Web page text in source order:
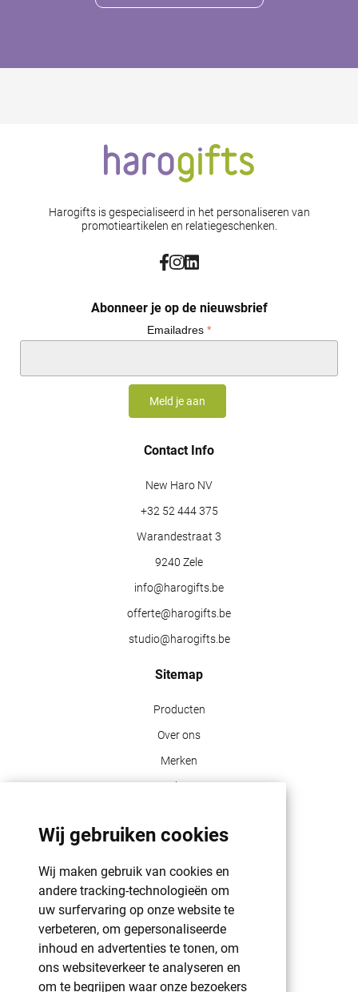
Wij gebruiken cookies
Wij maken gebruik van cookies en
andere tracking-technologieën om
uw surfervaring op onze website te
verbeteren, om gepersonaliseerde
inhoud en advertenties te tonen, om
ons websiteverkeer te analyseren en
om te begrijpen waar onze bezoekers
Harogifts is gespecialiseerd in het personaliseren van
promotieartikelen en relatiegeschenken.
Abonneer je op de nieuwsbrief
Emailadres *
Contact Info
New Haro NV
+32 52 444 375
Warandestraat 3
9240 Zele
info@harogifts.be
offerte@harogifts.be
studio@harogifts.be
Sitemap
Producten
Over ons
Merken
Blog
GDPR | PRIVACY POLICY | HAROGIFTS
PMS kleuren
Cookie beleid
Voorwaarden en bepalingen
Winkelwagen